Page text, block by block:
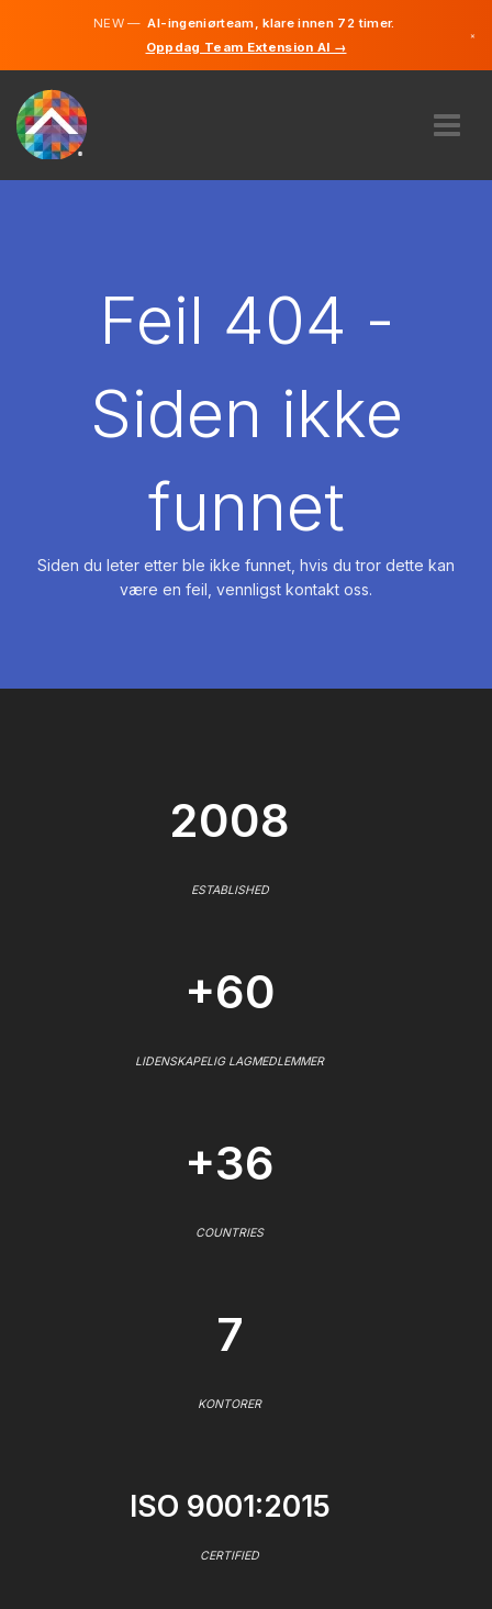
NEW —AI-ingeniørteam, klare innen 72 timer.
Oppdag Team Extension AI →
×
Feil 404 -
Siden ikke
funnet
Siden du leter etter ble ikke funnet, hvis du tror dette kan
være en feil, vennligst kontakt oss.
2008
ESTABLISHED
+60
LIDENSKAPELIG LAGMEDLEMMER
+36
COUNTRIES
7
KONTORER
ISO 9001:2015
CERTIFIED